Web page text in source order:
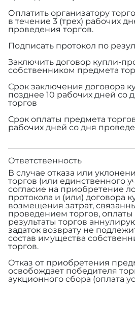
Оплатить организатору
в течение 3 (трех) рабочих
проведения торгов.
Подписать протокол по
Заключить договор купли-
собственником предмета
Срок заключения договора
позднее 10 рабочих дней со
торгов
Срок оплаты предмета
рабочих дней со дня
Ответственность
В случае отказа или
торгов (или единственного
согласие на приобретение
протокола и (или) договора
возмещения затрат,
проведением торгов,
результаты торгов
задаток возврату не
состав имущества
торгов.
Отказ от приобретения
освобождает победителя
аукционного сбора (оплата